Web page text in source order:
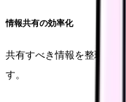
情報共有の効率化
共有すべき情報を整理し
す。